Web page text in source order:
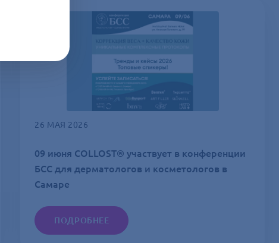
26 МАЯ 2026
09 июня COLLOST® участвует в конференции
БСС для дерматологов и косметологов в
Самаре
ПОДРОБНЕЕ